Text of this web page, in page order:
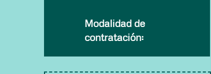
Modalidad de
contratación: